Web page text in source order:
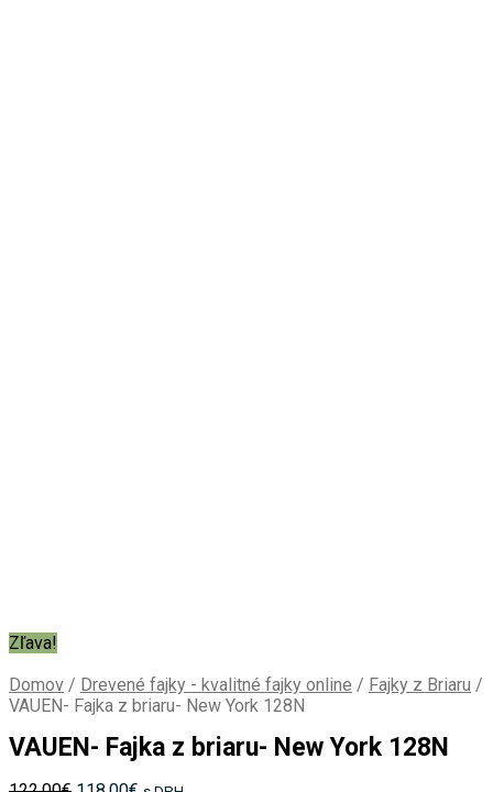
Zľava!
Domov / Drevené fajky - kvalitné fajky online / Fajky z Briaru /
VAUEN- Fajka z briaru- New York 128N
VAUEN- Fajka z briaru- New York 128N